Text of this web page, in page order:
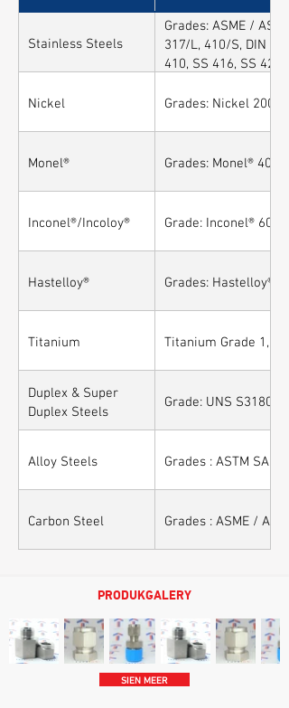
Stainless Steels
Grades: ASME /
317/L, 410/S, DIN
410, SS 416, SS
Nickel
Grades: Nickel 200,
Monel® Grades: Monel®
Inconel®/Incoloy® Grade: Inconel®
Hastelloy® Grades: Hastelloy®
Titanium Titanium Grade 1,
Duplex & Super
Duplex Steels
Grade: UNS
Alloy Steels Grades : ASTM SA
Carbon Steel Grades : ASME /
PRODUKGALERY
SIEN MEER